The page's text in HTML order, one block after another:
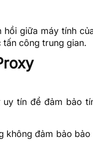
giữa máy tính
công trung gian.
tín để đảm bảo
không đảm bảo